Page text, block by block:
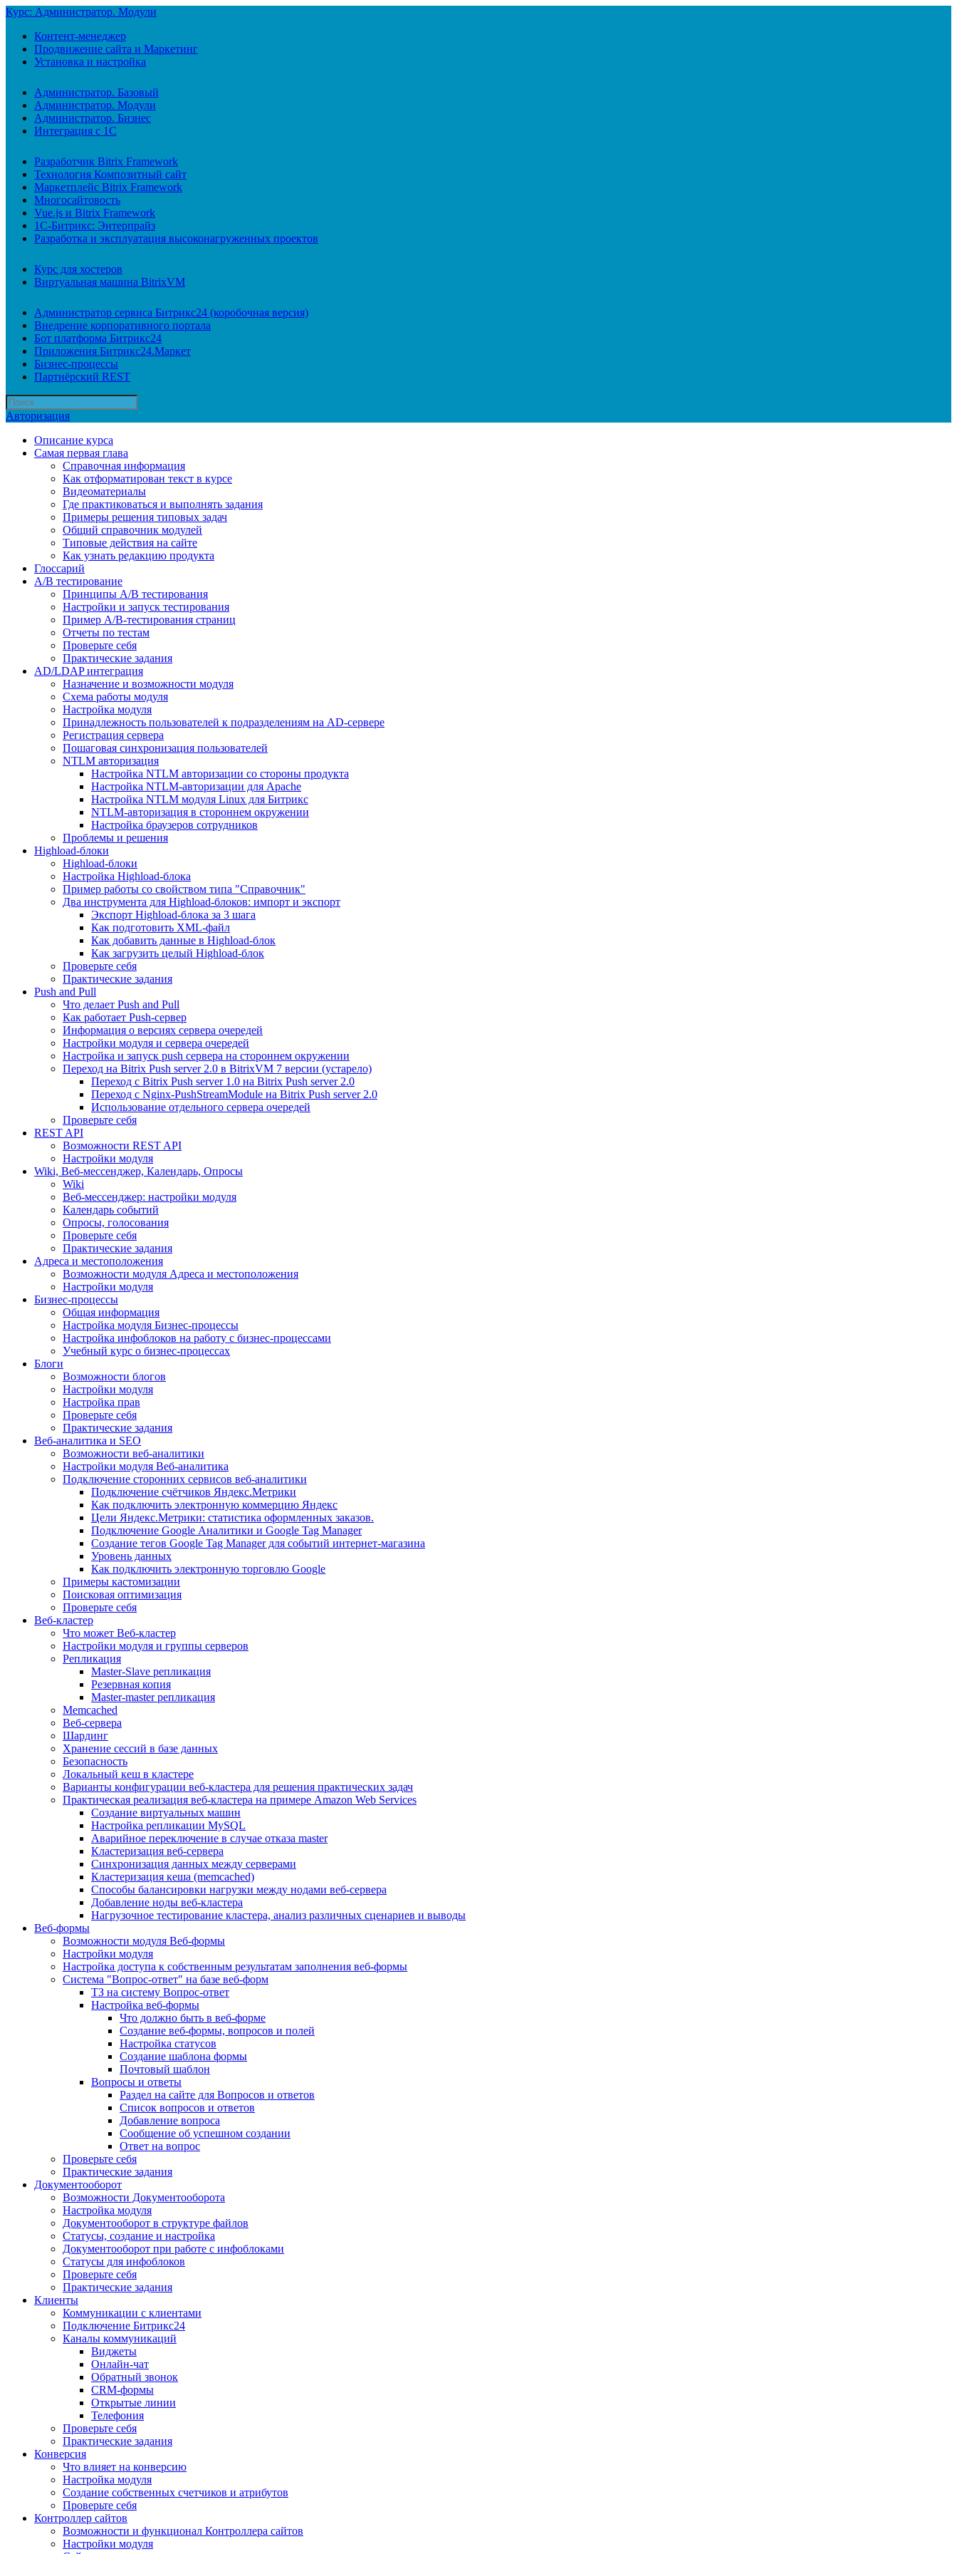
Курс: Администратор. Модули
Контент-менеджер
Продвижение сайта и Маркетинг
Установка и настройка
Администратор. Базовый
Администратор. Модули
Администратор. Бизнес
Интеграция с 1С
Разработчик Bitrix Framework
Технология Композитный сайт
Маркетплейс Bitrix Framework
Многосайтовость
Vue.js и Bitrix Framework
1С-Битрикс: Энтерпрайз
Разработка и эксплуатация высоконагруженных проектов
Курс для хостеров
Виртуальная машина BitrixVM
Администратор сервиса Битрикс24 (коробочная версия)
Внедрение корпоративного портала
Бот платформа Битрикс24
Приложения Битрикс24.Маркет
Бизнес-процессы
Партнёрский REST
Авторизация
Описание курса
Самая первая глава
Справочная информация
Как отформатирован текст в курсе
Видеоматериалы
Где практиковаться и выполнять задания
Примеры решения типовых задач
Общий справочник модулей
Типовые действия на сайте
Как узнать редакцию продукта
Глоссарий
A/B тестирование
Принципы A/B тестирования
Настройки и запуск тестирования
Пример A/B-тестирования страниц
Отчеты по тестам
Проверьте себя
Практические задания
AD/LDAP интеграция
Назначение и возможности модуля
Схема работы модуля
Настройка модуля
Принадлежность пользователей к подразделениям на AD-сервере
Регистрация сервера
Пошаговая синхронизация пользователей
NTLM авторизация
Настройка NTLM авторизации со стороны продукта
Настройка NTLM-авторизации для Apache
Настройка NTLM модуля Linux для Битрикс
NTLM-авторизация в стороннем окружении
Настройка браузеров сотрудников
Проблемы и решения
Highload-блоки
Highload-блоки
Настройка Highload-блока
Пример работы со свойством типа "Справочник"
Два инструмента для Highload-блоков: импорт и экспорт
Экспорт Highload-блока за 3 шага
Как подготовить XML-файл
Как добавить данные в Highload-блок
Как загрузить целый Highload-блок
Проверьте себя
Практические задания
Push and Pull
Что делает Push and Pull
Как работает Push-сервер
Информация о версиях сервера очередей
Настройки модуля и сервера очередей
Настройка и запуск push сервера на стороннем окружении
Переход на Bitrix Push server 2.0 в BitrixVM 7 версии (устарело)
Переход с Bitrix Push server 1.0 на Bitrix Push server 2.0
Переход с Nginx-PushStreamModule на Bitrix Push server 2.0
Использование отдельного сервера очередей
Проверьте себя
REST API
Возможности REST API
Настройки модуля
Wiki, Веб-мессенджер, Календарь, Опросы
Wiki
Веб-мессенджер: настройки модуля
Календарь событий
Опросы, голосования
Проверьте себя
Практические задания
Адреса и местоположения
Возможности модуля Адреса и местоположения
Настройки модуля
Бизнес-процессы
Общая информация
Настройка модуля Бизнес-процессы
Настройка инфоблоков на работу с бизнес-процессами
Учебный курс о бизнес-процессах
Блоги
Возможности блогов
Настройки модуля
Настройка прав
Проверьте себя
Практические задания
Веб-аналитика и SEO
Возможности веб-аналитики
Настройки модуля Веб-аналитика
Подключение сторонних сервисов веб-аналитики
Подключение счётчиков Яндекс.Метрики
Как подключить электронную коммерцию Яндекс
Цели Яндекс.Метрики: статистика оформленных заказов.
Подключение Google Аналитики и Google Tag Manager
Создание тегов Google Tag Manager для событий интернет-магазина
Уровень данных
Как подключить электронную торговлю Google
Примеры кастомизации
Поисковая оптимизация
Проверьте себя
Веб-кластер
Что может Веб-кластер
Настройки модуля и группы серверов
Репликация
Master-Slave репликация
Резервная копия
Master-master репликация
Memcached
Веб-сервера
Шардинг
Хранение сессий в базе данных
Безопасность
Локальный кеш в кластере
Варианты конфигурации веб-кластера для решения практических задач
Практическая реализация веб-кластера на примере Amazon Web Services
Создание виртуальных машин
Настройка репликации MySQL
Аварийное переключение в случае отказа master
Кластеризация веб-сервера
Синхронизация данных между серверами
Кластеризация кеша (memcached)
Способы балансировки нагрузки между нодами веб-сервера
Добавление ноды веб-кластера
Нагрузочное тестирование кластера, анализ различных сценариев и выводы
Веб-формы
Возможности модуля Веб-формы
Настройки модуля
Настройка доступа к собственным результатам заполнения веб-формы
Система "Вопрос-ответ" на базе веб-форм
ТЗ на систему Вопрос-ответ
Настройка веб-формы
Что должно быть в веб-форме
Создание веб-формы, вопросов и полей
Настройка статусов
Создание шаблона формы
Почтовый шаблон
Вопросы и ответы
Раздел на сайте для Вопросов и ответов
Список вопросов и ответов
Добавление вопроса
Сообщение об успешном создании
Ответ на вопрос
Проверьте себя
Практические задания
Документооборот
Возможности Документооборота
Настройка модуля
Документооборот в структуре файлов
Статусы, создание и настройка
Документооборот при работе с инфоблоками
Статусы для инфоблоков
Проверьте себя
Практические задания
Клиенты
Коммуникации с клиентами
Подключение Битрикс24
Каналы коммуникаций
Виджеты
Онлайн-чат
Обратный звонок
CRM-формы
Открытые линии
Телефония
Проверьте себя
Практические задания
Конверсия
Что влияет на конверсию
Настройка модуля
Создание собственных счетчиков и атрибутов
Проверьте себя
Контроллер сайтов
Возможности и функционал Контроллера сайтов
Настройки модуля